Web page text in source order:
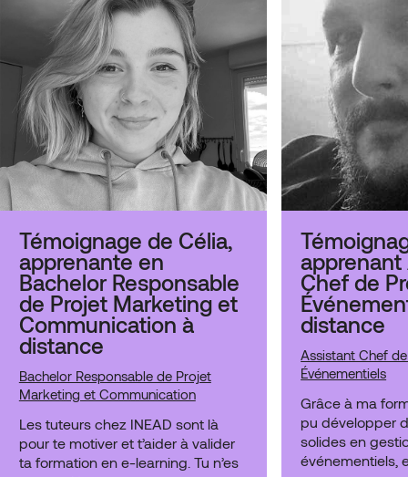
Témoignage de Célia,
apprenante en
Bachelor Responsable
de Projet Marketing et
Communication à
distance
Bachelor Responsable de Projet
Marketing et Communication
Les tuteurs chez INEAD sont là
pour te motiver et t’aider à valider
ta formation en e-learning. Tu n’es
Chef de
distance
Assistant Chef
Événementiels
Grâce à ma
pu développer
solides en
événementiels,